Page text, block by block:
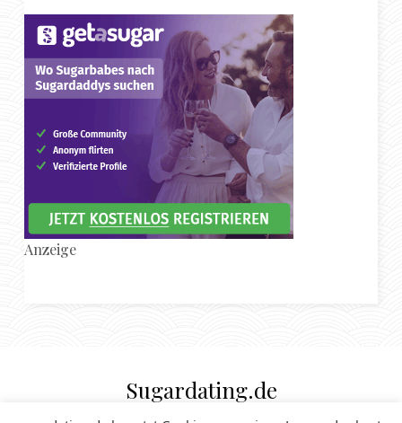
Anzeige
Sugardating.de
SUGAR DADDY & SUGAR BABE MAGAZIN